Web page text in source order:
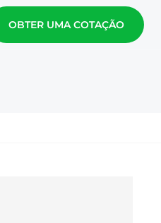
OBTER UMA COTAÇÃO